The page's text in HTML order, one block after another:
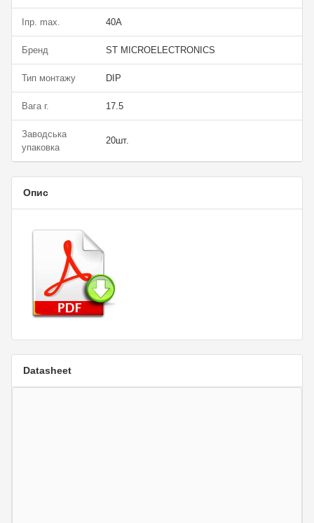
Iпр. max. 40A
Бренд ST MICROELECTRONICS
Тип монтажу DIP
Вага г. 17.5
Заводська
упаковка
20шт.
Опис
Datasheet